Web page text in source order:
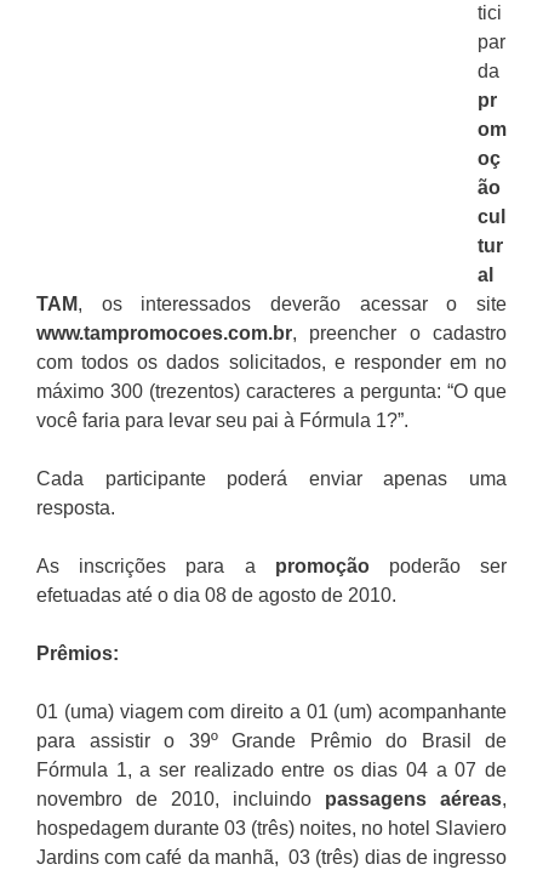
tici
par
da
pr
om
oç
ão
cul
tur
al
TAM, os interessados deverão acessar o site
www.tampromocoes.com.br, preencher o cadastro
com todos os dados solicitados, e responder em no
máximo 300 (trezentos) caracteres a pergunta: “O que
você faria para levar seu pai à Fórmula 1?”.
Cada participante poderá enviar apenas uma
resposta.
As inscrições para a promoçãopoderão ser
efetuadas até o dia 08 de agosto de 2010.
Prêmios:
01 (uma) viagem com direito a 01 (um) acompanhante
para assistir o 39º Grande Prêmio do Brasil de
Fórmula 1, a ser realizado entre os dias 04 a 07 de
novembro de 2010, incluindo passagens aéreas,
hospedagem durante 03 (três) noites, no hotel Slaviero
Jardins com café da manhã, 03 (três) dias de ingresso